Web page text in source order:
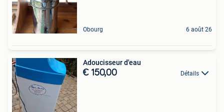
Obourg 6 août 26
Adoucisseur d'eau
€ 150,00 Détails